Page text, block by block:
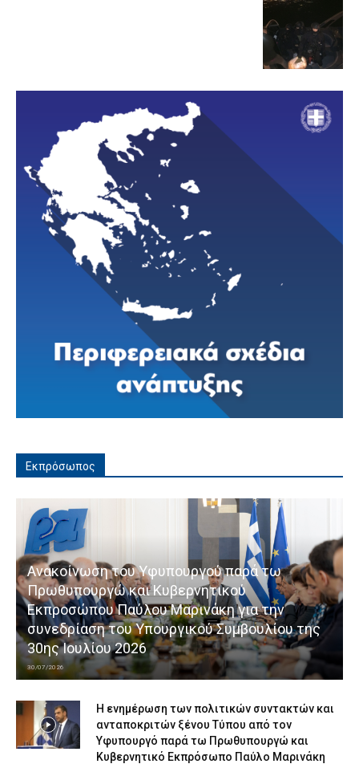
Εκπρόσωπος
Ανακοίνωση του Υφυπουργού παρά τω
Πρωθυπουργώ και Κυβερνητικού
Εκπροσώπου Παύλου Μαρινάκη για την
συνεδρίαση του Υπουργικού Συμβουλίου της
30ης Ιουλίου 2026
30/07/2026
Η ενημέρωση των πολιτικών συντακτών και
ανταποκριτών ξένου Τύπου από τον
Υφυπουργό παρά τω Πρωθυπουργώ και
Κυβερνητικό Εκπρόσωπο Παύλο Μαρινάκη